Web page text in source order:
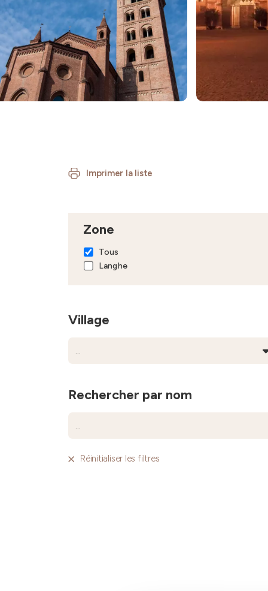
Imprimer la liste
Zone
Tous
Langhe
Village
Rechercher par nom
Réinitialiser les filtres